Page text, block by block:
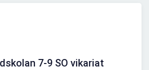
7-9 SO vikariat